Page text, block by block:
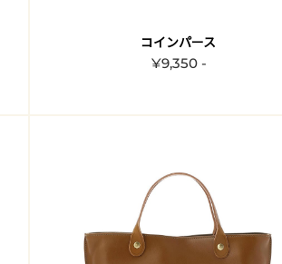
コインパース
¥9,350 -